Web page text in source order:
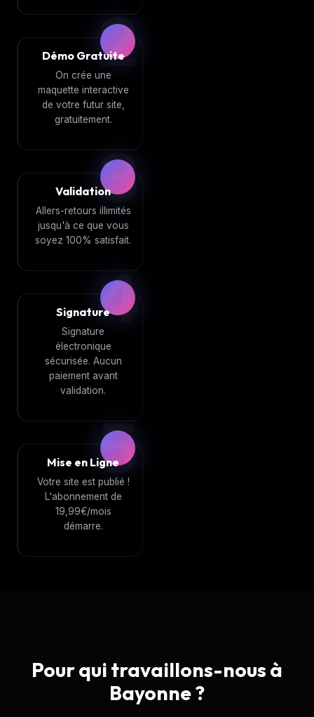
2
Démo Gratuite
On crée une
maquette interactive
de votre futur site,
gratuitement.
3
Validation
Allers-retours illimités
jusqu'à ce que vous
soyez 100% satisfait.
4
Signature
Signature
électronique
sécurisée. Aucun
paiement avant
validation.
5
Mise en Ligne
Votre site est publié !
L'abonnement de
19,99€/mois
démarre.
Pour qui travaillons-nous à
Bayonne ?